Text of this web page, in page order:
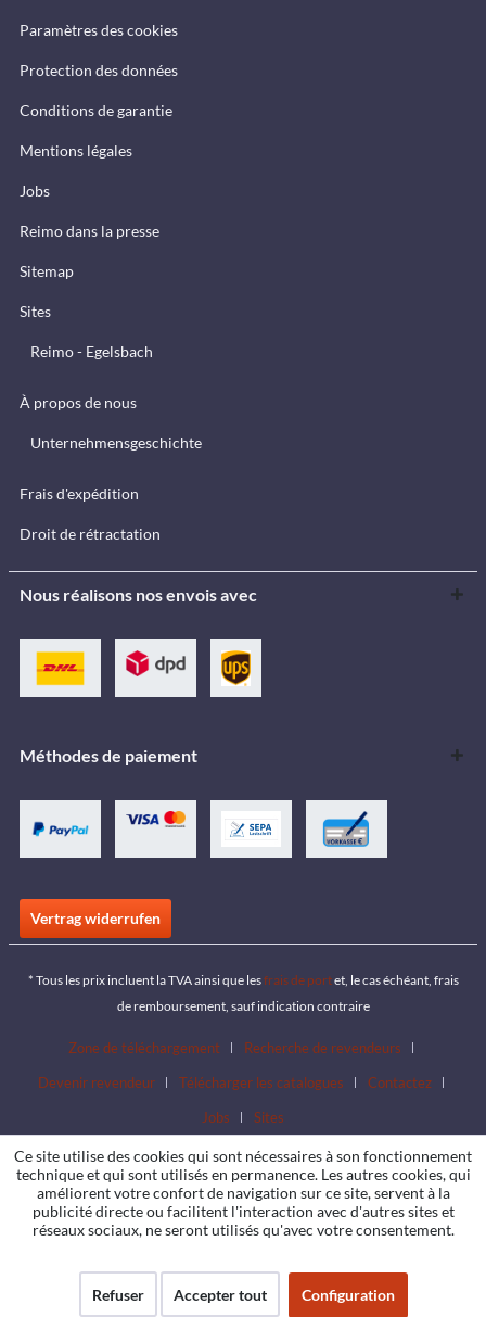
Paramètres des cookies
Protection des données
Conditions de garantie
Mentions légales
Jobs
Reimo dans la presse
Sitemap
Sites
Reimo - Egelsbach
À propos de nous
Unternehmensgeschichte
Frais d'expédition
Droit de rétractation
Nous réalisons nos envois avec
Méthodes de paiement
Vertrag widerrufen
* Tous les prix incluent la TVA ainsi que lesfrais de portet, le cas échéant, frais
de remboursement, sauf indication contraire
Zone de téléchargement
Recherche de revendeurs
Devenir revendeur
Télécharger les catalogues
Contactez
Jobs
Sites
Ce site utilise des cookies qui sont nécessaires à son fonctionnement
technique et qui sont utilisés en permanence. Les autres cookies, qui
améliorent votre confort de navigation sur ce site, servent à la
publicité directe ou facilitent l'interaction avec d'autres sites et
réseaux sociaux, ne seront utilisés qu'avec votre consentement.
Refuser Accepter tout Configuration